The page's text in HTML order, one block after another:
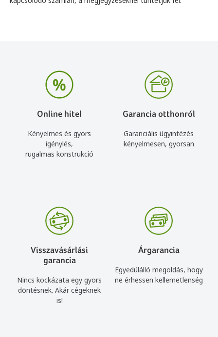
Online hitel
Kényelmes és gyors
igénylés,
rugalmas konstrukció
Garancia otthonról
Garanciális ügyintézés
kényelmesen, gyorsan
Visszavásárlási
garancia
Nincs kockázata egy gyors
döntésnek. Akár cégeknek
is!
Árgarancia
Egyedülálló megoldás, hogy
ne érhessen kellemetlenség